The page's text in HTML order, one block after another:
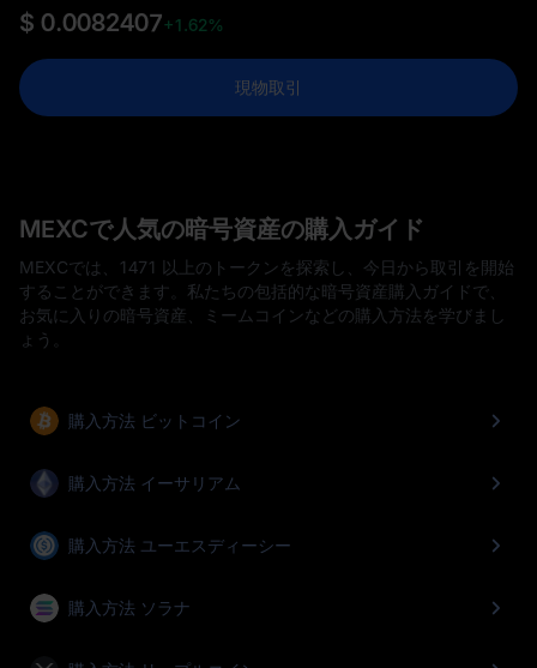
$ 0.0082407+1.62%
現物取引
MEXCで人気の暗号資産の購入ガイド
MEXCでは、1471 以上のトークンを探索し、今日から取引を開始
することができます。私たちの包括的な暗号資産購入ガイドで、
お気に入りの暗号資産、ミームコインなどの購入方法を学びまし
ょう。
購入方法 ビットコイン
購入方法 イーサリアム
購入方法 ユーエスディーシー
購入方法 ソラナ